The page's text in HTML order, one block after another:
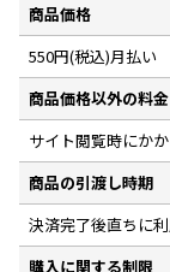
商品価格
550円(税込)月払い
商品価格以外の料金
サイト閲覧時にか
商品の引渡し時期
決済完了後直ちに利
購入に関する制限